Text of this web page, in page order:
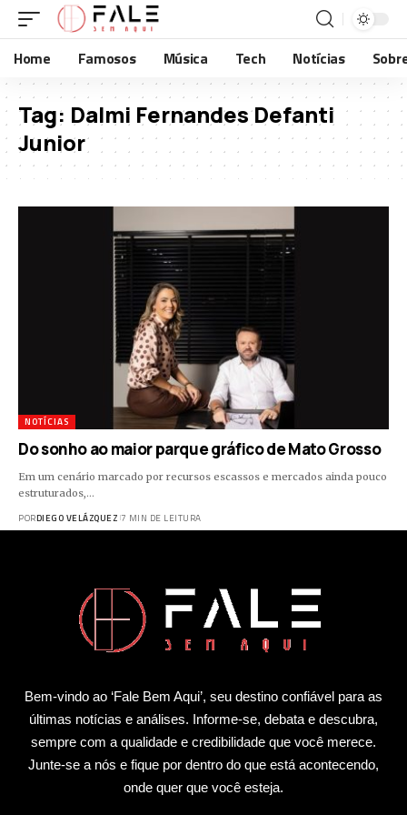
Home Famosos Música Tech Notícias
Tag: Dalmi Fernandes Defanti
Junior
NOTÍCIAS
Do sonho ao maior parque gráfico de Mato Grosso
Em um cenário marcado por recursos escassos e mercados ainda pouco
estruturados,…
PORDIEGO VELÁZQUEZ 7 MIN DE LEITURA
Bem-vindo ao ‘Fale Bem Aqui’, seu destino confiável para as
últimas notícias e análises. Informe-se, debata e descubra,
sempre com a qualidade e credibilidade que você merece.
Junte-se a nós e fique por dentro do que está acontecendo,
onde quer que você esteja.